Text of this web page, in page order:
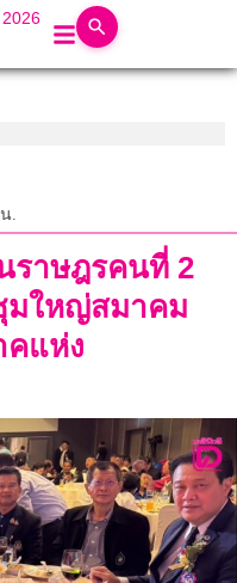
.
ราษฎรคนที่ 2
มใหญ่สมาคม
แห่ง